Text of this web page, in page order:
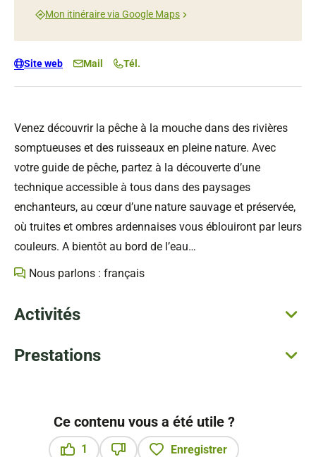
Venez découvrir la pêche à la mouche dans des rivières
somptueuses et des ruisseaux en pleine nature. Avec
votre guide de pêche, partez à la découverte d’une
technique accessible à tous dans des paysages
enchanteurs, au cœur d’une nature sauvage et préservée,
où truites et ombres ardennaises vous éblouiront par leurs
couleurs. A bientôt au bord de l’eau…
Nous parlons : français
Activités
Prestations
Mon itinéraire via Google Maps
Site web Mail Tél.
Ce contenu vous a été utile ?
1
Enregistrer